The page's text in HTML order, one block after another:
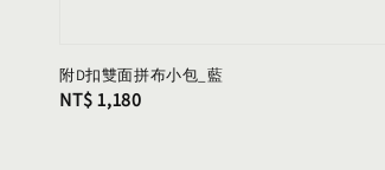
附D扣雙面拼布小包_藍
Regular
NT$ 1,180